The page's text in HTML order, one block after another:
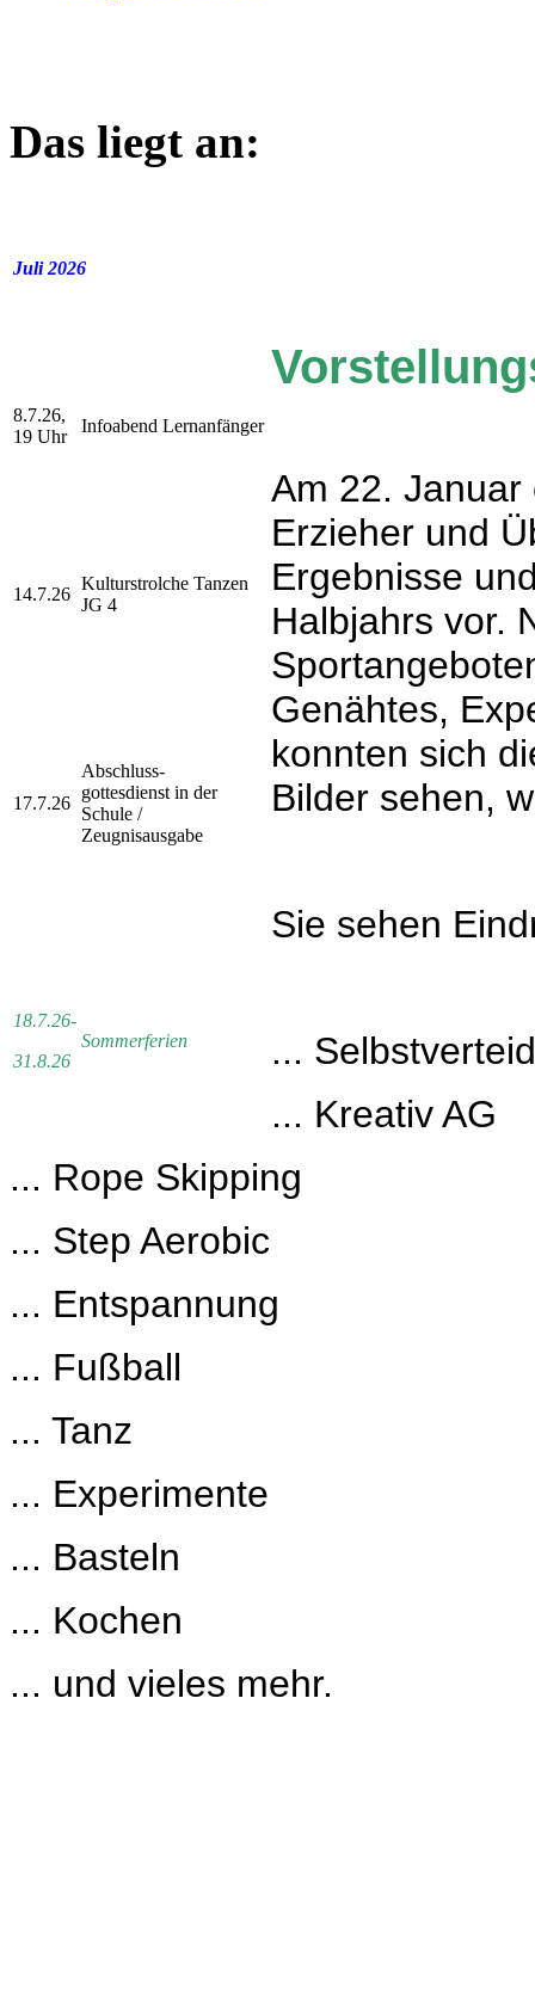
Das liegt an:
Juli 2026
8.7.26,
19 Uhr
Infoabend Lernanfänger
14.7.26
Kulturstrolche Tanzen
JG 4
17.7.26
Abschluss-
gottesdienst in der
Schule /
Zeugnisausgabe
18.7.26-
31.8.26
Sommerferien
Am 22. Januar
Erzieher und
Ergebnisse
Halbjahrs vor.
Genähtes,
konnten sich
Bilder sehen,
Sie sehen
...
... Kreativ AG
... Rope Skipping
... Step Aerobic
... Entspannung
... Fußball
... Tanz
... Experimente
... Basteln
... Kochen
... und vieles mehr.